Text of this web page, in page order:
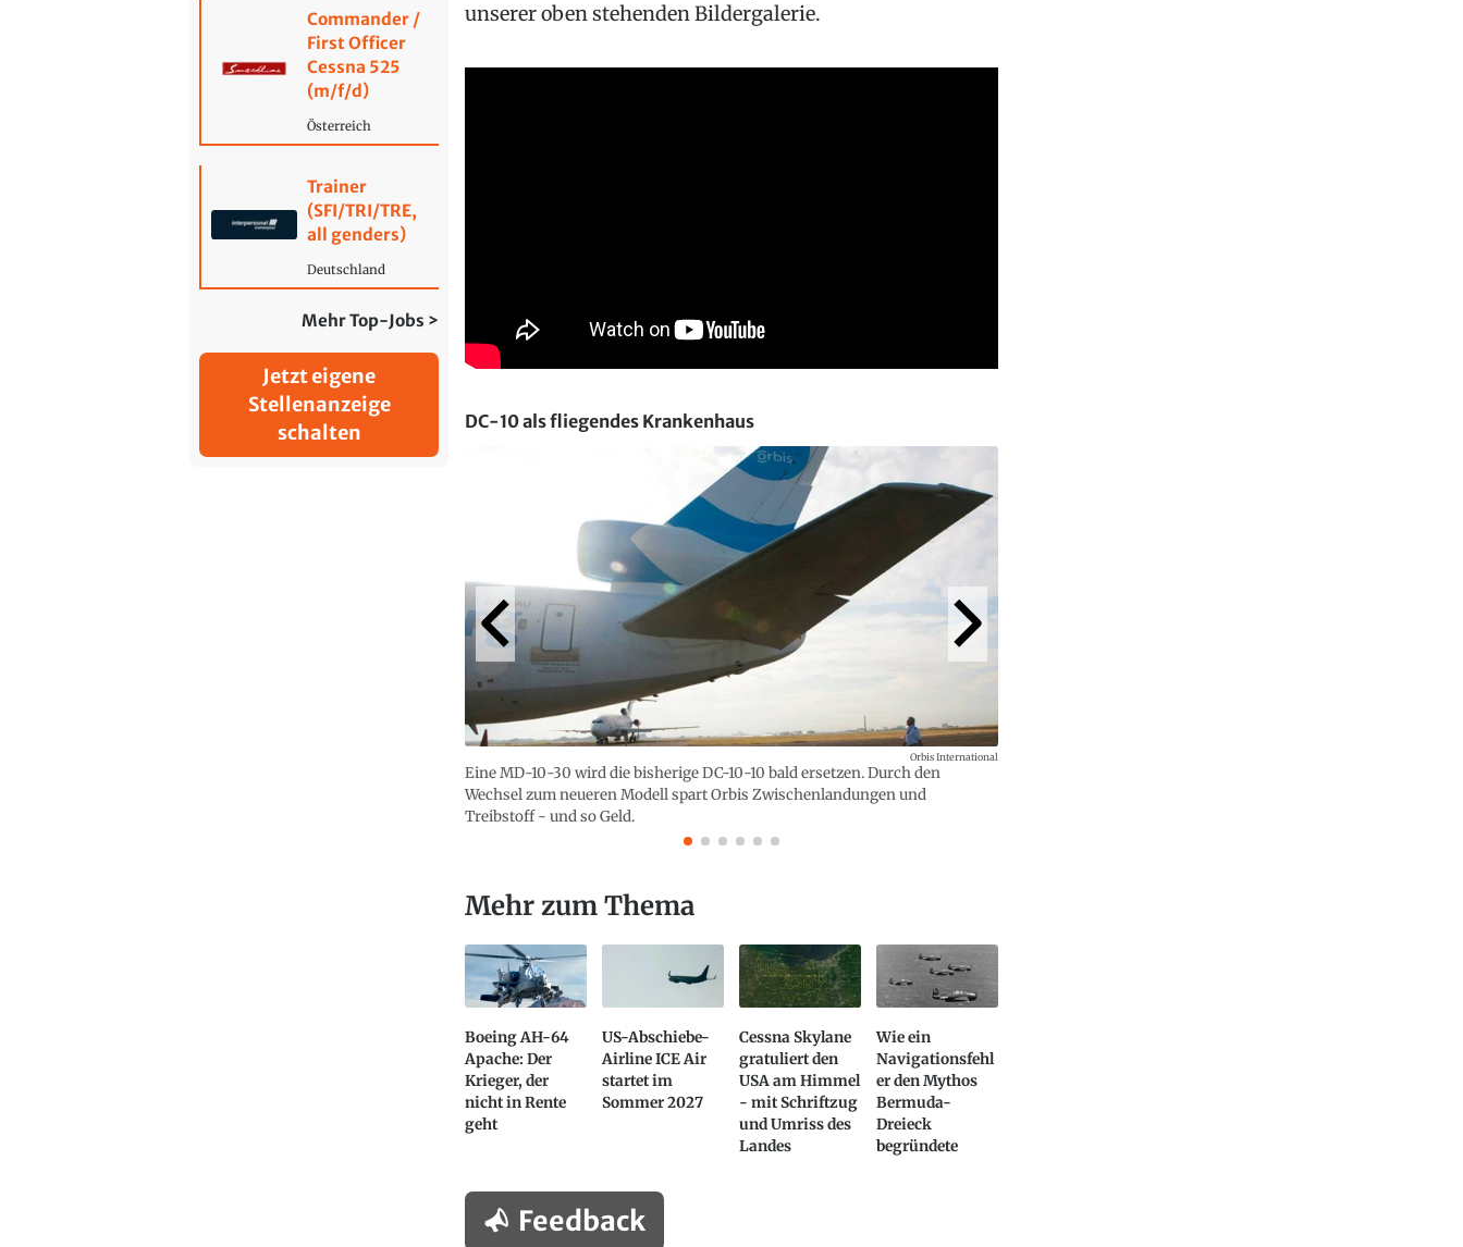
Commander /
First Officer
Cessna 525
(m/f/d)
Österreich
Trainer
(SFI/TRI/TRE,
all genders)
Deutschland
Mehr Top-Jobs >
Jetzt eigene
Stellenanzeige
schalten
unserer oben stehenden Bildergalerie.
DC-10 als fliegendes Krankenhaus
Eine MD-10-30 wird die bisherige DC-10-10 bald ersetzen. Durch den
Wechsel zum neueren Modell spart Orbis Zwischenlandungen und
Treibstoff - und so Geld.
Orbis International
Mehr zum Thema
Boeing AH-64
Apache: Der
Krieger, der
nicht in Rente
geht
US-Abschiebe-
Airline ICE Air
startet im
Sommer 2027
Cessna Skylane
gratuliert den
USA am Himmel
- mit Schriftzug
und Umriss des
Landes
Wie ein
Navigationsfehl
er den Mythos
Bermuda-
Dreieck
begründete
Feedback